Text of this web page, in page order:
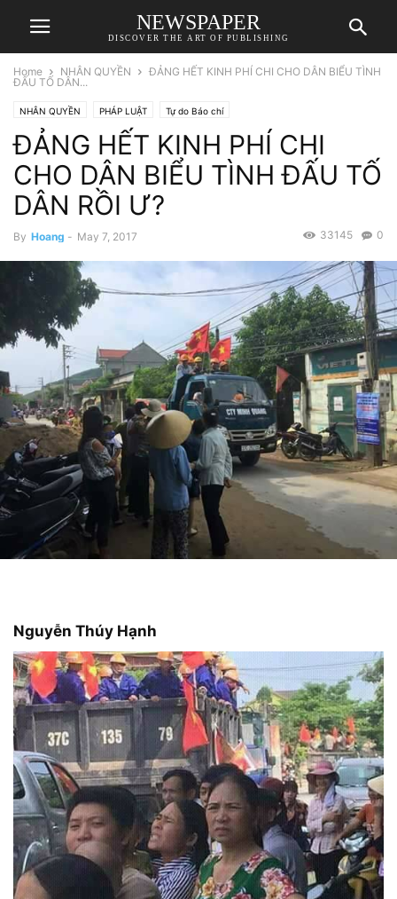
NEWSPAPER
DISCOVER THE ART OF PUBLISHING
Home NHÂN QUYỀN
ĐẢNG HẾT KINH PHÍ CHI CHO DÂN BIỂU TÌNH
ĐẤU TỐ DÂN...
NHÂN QUYỀN PHÁP LUẬT Tự do Báo chí
ĐẢNG HẾT KINH PHÍ CHI
CHO DÂN BIỂU TÌNH ĐẤU TỐ
DÂN RỒI Ư?
By Hoang - May 7, 2017 0
33145
Nguyễn Thúy Hạnh